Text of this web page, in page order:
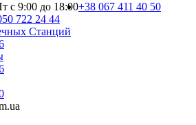
с 9:00 до 18:00+38 067 411 40 50
722 24 44
Cтанций